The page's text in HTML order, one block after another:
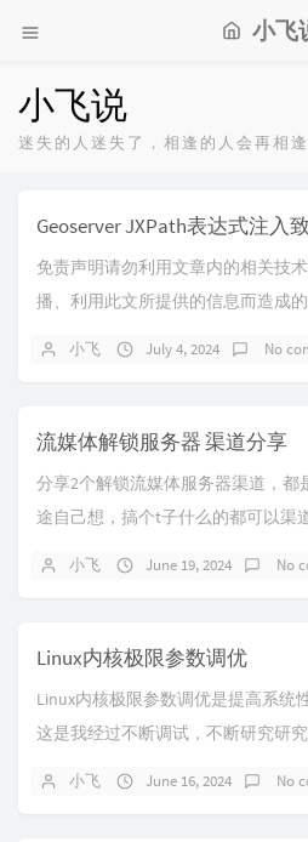
小飞
小飞说
迷失的人迷失了，相逢的人会再相逢
Geoserver JXPath表达式注入
免责声明请勿利用文章内的相关技
播、利用此文所提供的信息而造成
小飞 July 4, 2024 No
流媒体解锁服务器 渠道分享
分享2个解锁流媒体服务器渠道，都
途自己想，搞个t子什么的都可以渠
小飞 June 19, 2024 No
Linux内核极限参数调优
Linux内核极限参数调优是提高系统
这是我经过不断调试，不断研究研
小飞 June 16, 2024 No